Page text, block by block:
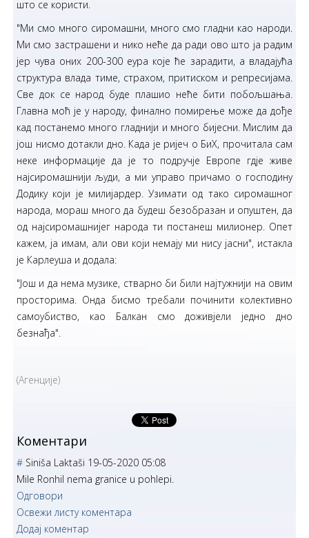
што се користи.
"Ми смо много сиромашни, много смо гладни као народи.
Ми смо застрашени и нико неће да ради ово што ја радим
јер чува оних 200-300 еура које ће зарадити, а владајућа
структура влада тиме, страхом, притиском и репресијама.
Све док се народ буде плашио неће бити побољшања.
Главна моћ је у народу, финално помирење може да дође
кад постанемо много гладнији и много бијесни. Мислим да
још нисмо дотакли дно. Када је ријеч о БиХ, прочитала сам
неке информације да је то подручје Европе гдје живе
најсиромашнији људи, а ми управо причамо о господину
Додику који је милијардер. Узимати од тако сиромашног
народа, мораш много да будеш безобразан и опуштен, да
од најсиромашнијег народа ти постанеш милионер. Опет
кажем, ја имам, али ови који немају ми нису јасни", истакла
је Карлеуша и додала:
"Још и да нема музике, стварно би били најтужнији на овим
просторима. Онда бисмо требали починити колективно
самоубиство, као Балкан смо доживјели једно дно
безнађа".
(Агенције)
Коментари
# Siniša Laktaši 19-05-2020 05:08
Mile Ronhil nema granice u pohlepi.
Одговори
Освежи листу коментара
Додај коментар